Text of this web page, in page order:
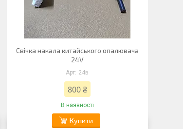
Свічка накала китайського опалювача
24V
24в
800 ₴
В наявності
Купити